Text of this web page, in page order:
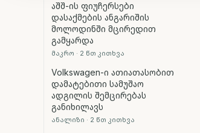
აშშ-ის ფიუჩერსები
დასაქმების ანგარიშის
მოლოდინში მცირედით
გამყარდა
მაკრო · 2 წთ კითხვა
Volkswagen-ი ათიათასობით
დამატებითი სამუშაო
ადგილის შემცირებას
განიხილავს
ანალიზი · 2 წთ კითხვა